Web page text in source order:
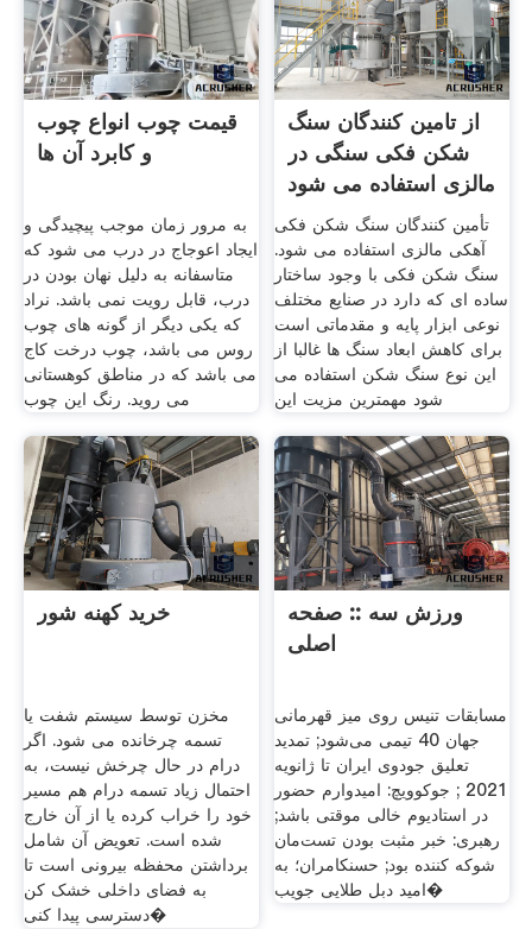
قیمت چوب انواع چوب
و کابرد آن ها
به مرور زمان موجب پیچیدگی و
ایجاد اعوجاج در درب می شود که
متاسفانه به دلیل نهان بودن در
درب، قابل رویت نمی باشد. نراد
که یکی دیگر از گونه های چوب
روس می باشد، چوب درخت کاج
می باشد که در مناطق کوهستانی
می روید. رنگ این چوب
از تامین کنندگان سنگ
شکن فکی سنگی در
مالزی استفاده می شود
تأمین کنندگان سنگ شکن فکی
آهکی مالزی استفاده می شود.
سنگ شکن فکی با وجود ساختار
ساده ای که دارد در صنایع مختلف
نوعی ابزار پایه و مقدماتی است
برای کاهش ابعاد سنگ ها غالبا از
این نوع سنگ شکن استفاده می
شود مهمترین مزیت این
خرید کهنه شور
مخزن توسط سیستم شفت یا
تسمه چرخانده می شود. اگر
درام در حال چرخش نیست، به
احتمال زیاد تسمه درام هم مسیر
خود را خراب کرده یا از آن خارج
شده است. تعویض آن شامل
برداشتن محفظه بیرونی است تا
به فضای داخلی خشک کن
دسترسی پیدا کنی�
ورزش سه‌ :: صفحه
اصلی
مسابقات تنیس روی میز قهرمانی
جهان 40 تیمی می‌شود; تمدید
تعلیق جودوی ایران تا ژانویه
2021 ; جوکوویچ: امیدوارم حضور
در استادیوم خالی موقتی باشد;
رهبری: خبر مثبت بودن تست‌مان
شوکه کننده بود; حسنکامران؛ به
امید دبل طلایی جویب�